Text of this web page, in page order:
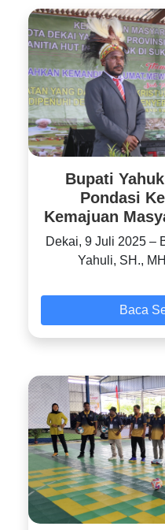
Bupati
Pondasi
Kemajuan
‎‎Dekai, 9 Juli 2025 –
Yahuli, SH.,
Baca